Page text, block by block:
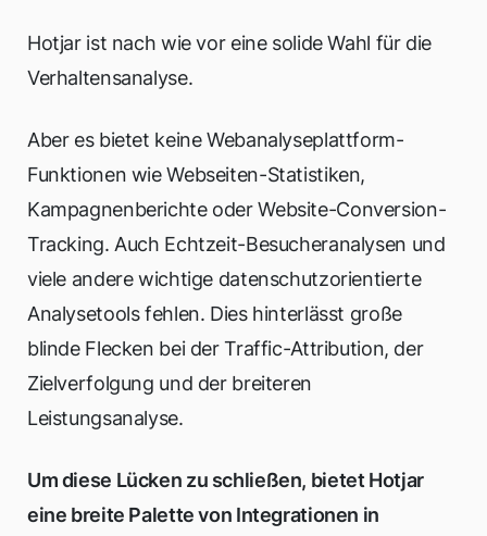
Hotjar ist nach wie vor eine solide Wahl für die
Verhaltensanalyse.
Aber es bietet keine Webanalyseplattform-
Funktionen wie Webseiten-Statistiken,
Kampagnenberichte oder Website-Conversion-
Tracking. Auch Echtzeit-Besucheranalysen und
viele andere wichtige datenschutzorientierte
Analysetools fehlen. Dies hinterlässt große
blinde Flecken bei der Traffic-Attribution, der
Zielverfolgung und der breiteren
Leistungsanalyse.
Um diese Lücken zu schließen, bietet Hotjar
eine breite Palette von Integrationen in